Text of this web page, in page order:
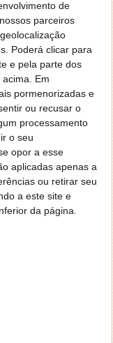
de
parceiros
Poderá clicar para
e pela parte dos
Em
pormenorizadas e
ou recusar o
processamento
o seu
opor a esse
aplicadas apenas a
ou retirar seu
a este site e
da página.
se um